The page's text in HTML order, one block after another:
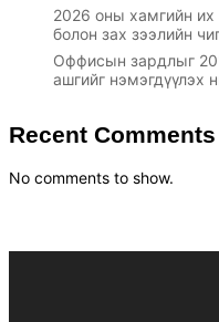
2026 оны хамгийн их
болон зах зээлийн
Оффисын зардлыг
ашгийг нэмэгдүүлэх
Recent Comments
No comments to show.